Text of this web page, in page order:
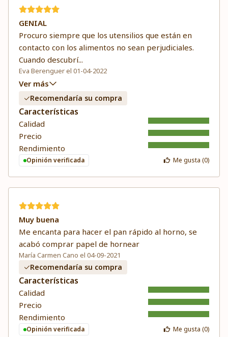
GENIAL
Procuro siempre que los utensilios que están en
contacto con los alimentos no sean perjudiciales.
Cuando descubrí...
Eva Berenguer el 01-04-2022
Ver más
Recomendaría su compra
Características
Calidad
Precio
Rendimiento
Opinión verificada Me gusta (0)
Muy buena
Me encanta para hacer el pan rápido al horno, se
acabó comprar papel de hornear
María Carmen Cano el 04-09-2021
Recomendaría su compra
Características
Calidad
Precio
Rendimiento
Opinión verificada Me gusta (0)